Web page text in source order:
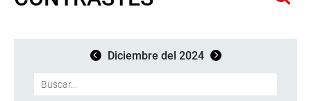
Diciembre del 2024